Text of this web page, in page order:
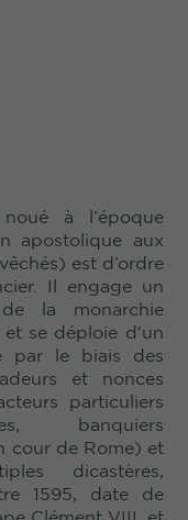
à l’époque
apostolique aux
est d’ordre
Il engage un
la monarchie
et se déploie d'un
par le biais des
et nonces
particuliers
banquiers
cour de Rome) et
dicastères,
1595, date de